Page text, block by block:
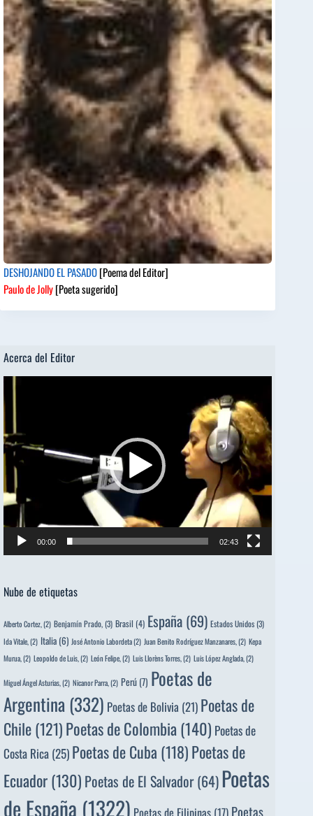
DESHOJANDO EL PASADO[Poema del Editor]
Paulo de Jolly[Poeta sugerido]
Acerca del Editor
de
vídeo
00:00 02:43
Nube de etiquetas
Alberto Cortez, (2) Benjamín Prado,(3) Brasil (4) España (69) Estados Unidos(3)
Ida Vitale, (2) Italia (6) José Antonio Labordeta(2) Juan Benito Rodríguez Manzanares, (2) Kepa
Murua, (2) Leopoldo de Luis, (2) León Felipe, (2) Luis Llorèns Torres, (2) Luis López Anglada, (2)
Miguel Ángel Asturias, (2) Nicanor Parra, (2) Perú (7) Poetas de
Argentina (332) Poetas de Bolivia (21) Poetas de
Chile(121)Poetas de Colombia(140) Poetas de
Costa Rica(25)Poetas de Cuba (118)Poetas de
Ecuador(130) Poetas de El Salvador(64)Poetas
de España (1322) Poetas de Filipinas (17) Poetas